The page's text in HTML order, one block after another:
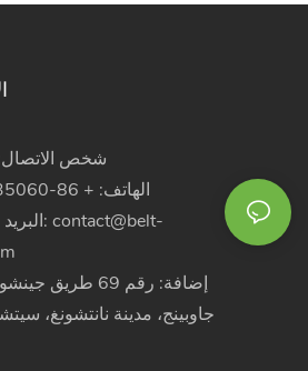
شخص الاتصال:
الهاتف: + 86-18141335060
البريد الإلكتروني: contact@belt-
إضافة: رقم 69
جاوبينج، مدينة نانتشونغ،